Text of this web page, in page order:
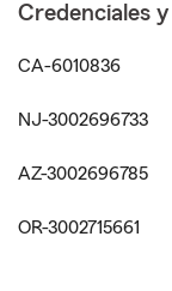
Credenciales
CA-6010836
NJ-3002696733
AZ-3002696785
OR-3002715661